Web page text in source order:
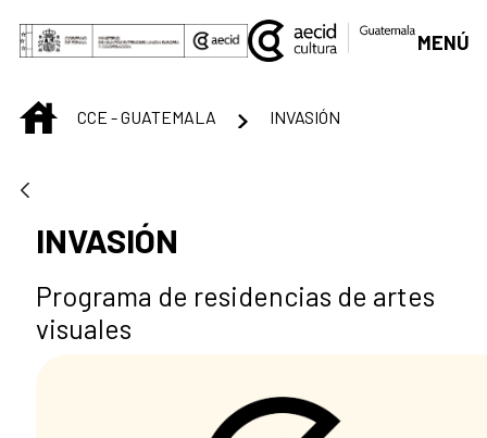
Saltar al contenido principal
MENÚ
INICIOCCE - GUATEMALA INVASIÓN
INVASIÓN
Programa de residencias de artes
visuales